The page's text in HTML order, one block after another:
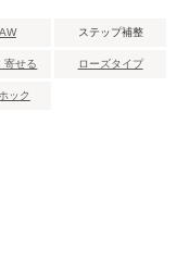
ステップ補整
寄せる ローズタイプ
ック